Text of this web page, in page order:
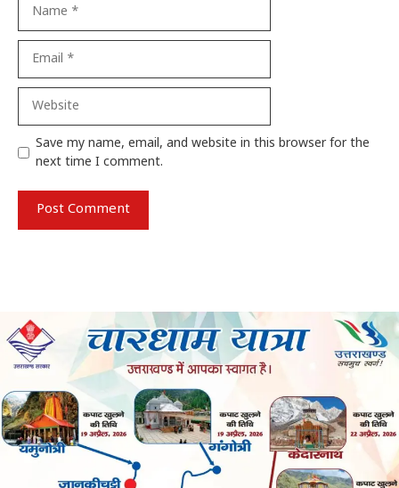
Save my name, email, and website in this browser for the
next time I comment.